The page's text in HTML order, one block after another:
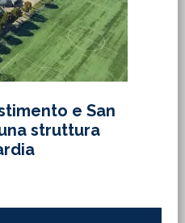
e San
struttura